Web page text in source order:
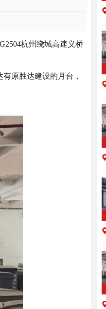
杭州绕城高速义桥
原胜达建设的月台，